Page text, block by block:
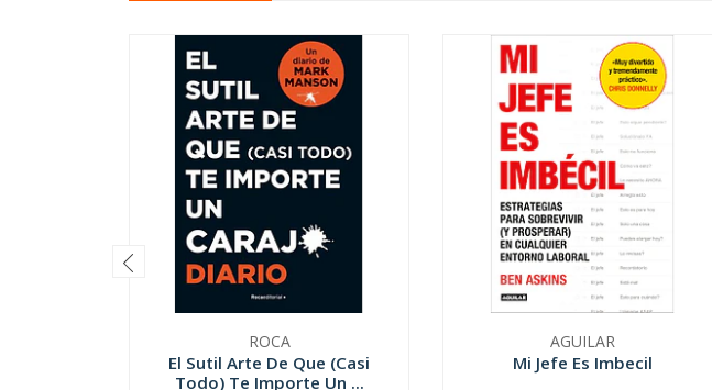
ROCA
El Sutil Arte De Que (Casi
Todo) Te Importe Un ...
AGUILAR
Mi Jefe Es Imbecil